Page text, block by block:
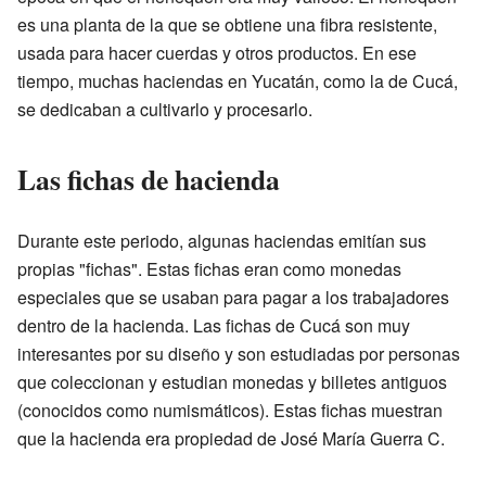
es una planta de la que se obtiene una fibra resistente,
usada para hacer cuerdas y otros productos. En ese
tiempo, muchas haciendas en Yucatán, como la de Cucá,
se dedicaban a cultivarlo y procesarlo.
Las fichas de hacienda
Durante este periodo, algunas haciendas emitían sus
propias "fichas". Estas fichas eran como monedas
especiales que se usaban para pagar a los trabajadores
dentro de la hacienda. Las fichas de Cucá son muy
interesantes por su diseño y son estudiadas por personas
que coleccionan y estudian monedas y billetes antiguos
(conocidos como numismáticos). Estas fichas muestran
que la hacienda era propiedad de José María Guerra C.